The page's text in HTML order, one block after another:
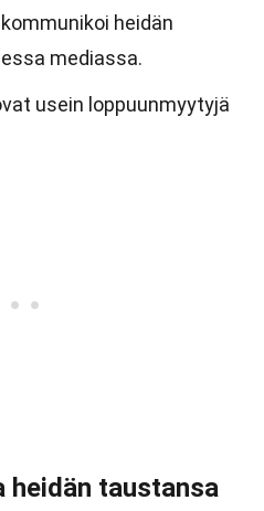
heidän
mediassa.
usein loppuunmyytyjä
heidän taustansa